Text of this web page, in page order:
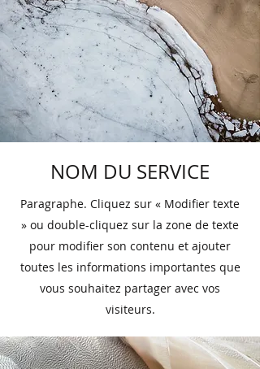
NOM DU SERVICE
Paragraphe. Cliquez sur « Modifier texte
» ou double-cliquez sur la zone de texte
pour modifier son contenu et ajouter
toutes les informations importantes que
vous souhaitez partager avec vos
visiteurs.